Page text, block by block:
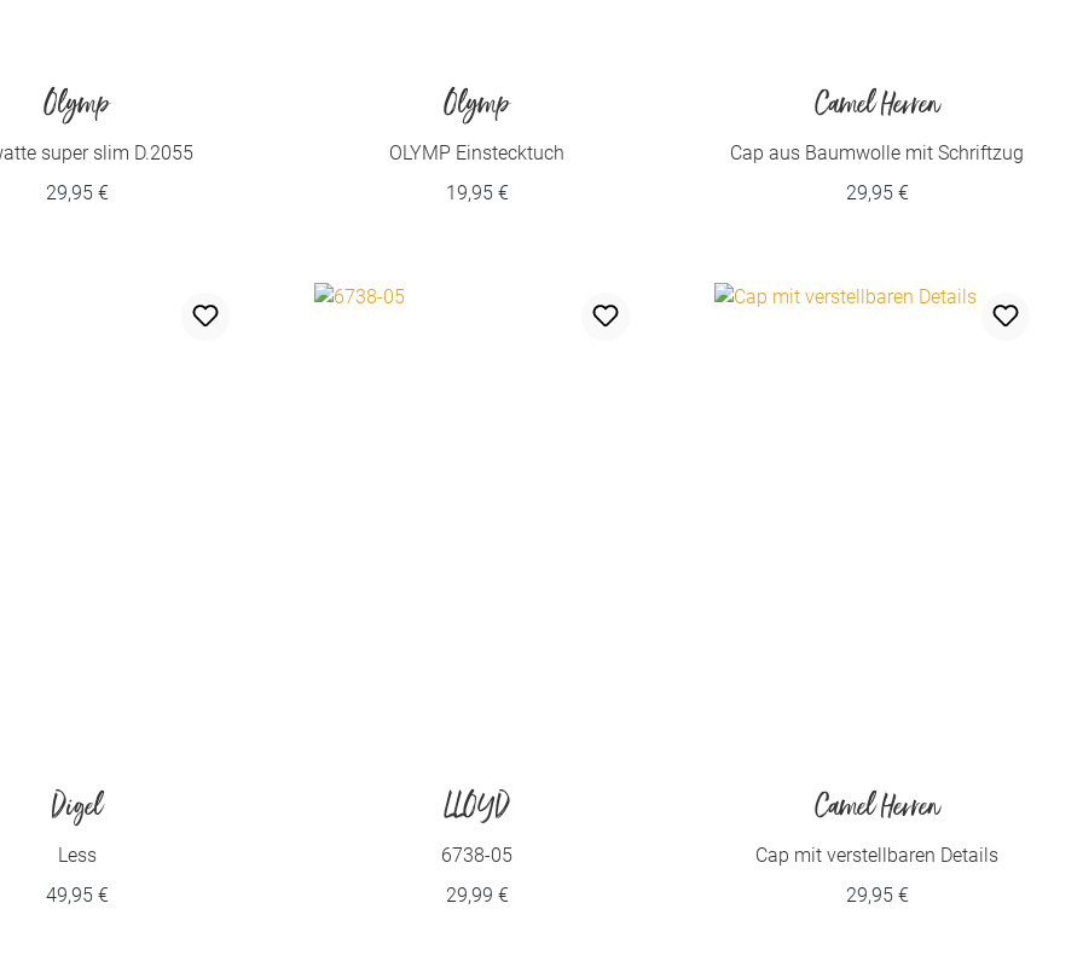
Olymp
super slim D.2055
29,95 €
Olymp
OLYMP Einstecktuch
19,95 €
Camel Herren
Cap aus Baumwolle mit Schriftzug
29,95 €
Digel
Less
49,95 €
LLOYD
6738-05
29,99 €
Camel Herren
Cap mit verstellbaren Details
29,95 €